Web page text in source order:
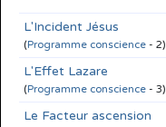
L'Incident Jésus
(Programme conscience - 2)
L'Effet Lazare
(Programme conscience - 3)
Le Facteur ascension